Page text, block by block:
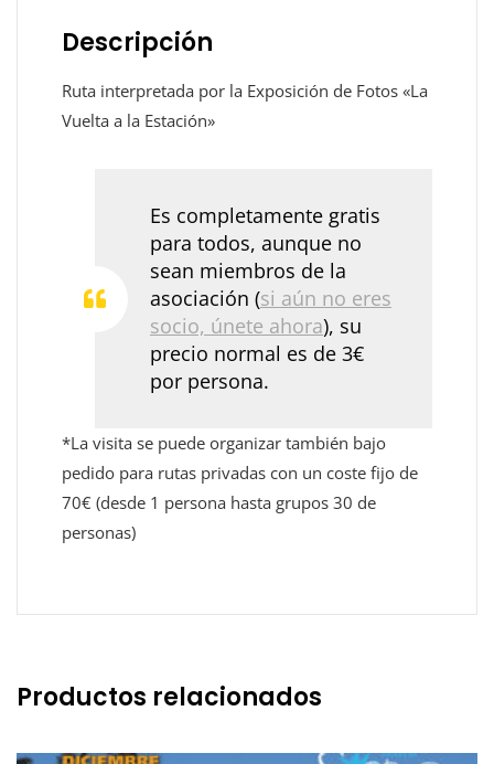
Descripción
Ruta interpretada por la Exposición de Fotos «La
Vuelta a la Estación»
Es completamente gratis
para todos, aunque no
sean miembros de la
asociación (si aún no eres
socio, únete ahora), su
precio normal es de 3€
por persona.
*La visita se puede organizar también bajo
pedido para rutas privadas con un coste fijo de
70€ (desde 1 persona hasta grupos 30 de
personas)
Productos relacionados